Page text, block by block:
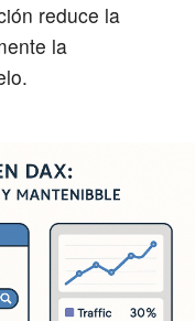
reduce la
la